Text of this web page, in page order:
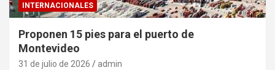
INTERNACIONALES
Proponen 15 pies para el puerto de
Montevideo
31 de julio de 2026 admin